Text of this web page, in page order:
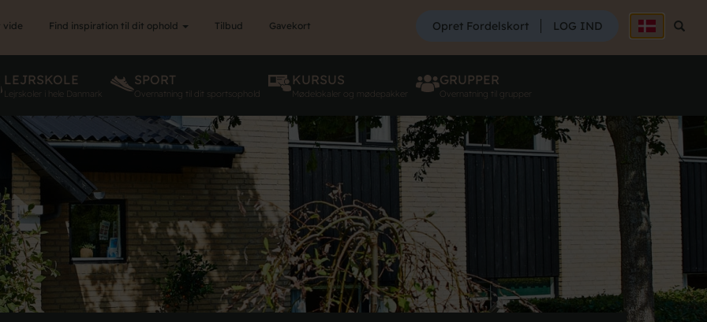
SØG
Søg
Opret Fordelskort LOG IND
vide Find inspiration til dit ophold Tilbud Gavekort
LEJRSKOLE
Lejrskoler i hele Danmark
SPORT
Overnatning til dit sportsophold
KURSUS
Mødelokaler og mødepakker
GRUPPER
Overnatning til grupper